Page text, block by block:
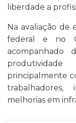
liberdade a
Na avaliação de
federal e no
acompanhado
principalmente
melhorias em